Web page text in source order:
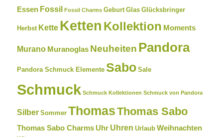
Essen Fossil Fossil Charms Geburt Glas Glücksbringer
Herbst Kette Ketten Kollektion Moments
Murano Muranoglas Neuheiten Pandora
Pandora Schmuck Elemente Sabo Sale
Schmuck Schmuck Kollektionen Schmuck von Pandora
Silber Sommer ThomasThomas Sabo
Thomas Sabo Charms Uhr Uhren Urlaub Weihnachten